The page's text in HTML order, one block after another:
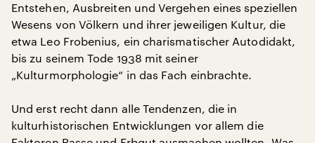
Entstehen, Ausbreiten und Vergehen eines speziellen
Wesens von Völkern und ihrer jeweiligen Kultur, die
etwa Leo Frobenius, ein charismatischer Autodidakt,
bis zu seinem Tode 1938 mit seiner
„Kulturmorphologie“ in das Fach einbrachte.
Und erst recht dann alle Tendenzen, die in
kulturhistorischen Entwicklungen vor allem die